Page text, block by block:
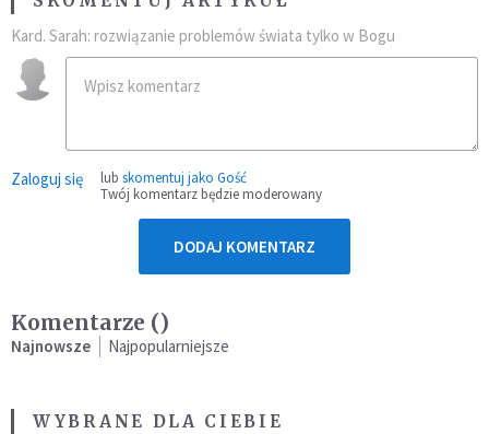
Kard. Sarah: rozwiązanie problemów świata tylko w Bogu
Zaloguj się lub skomentuj jako Gość
Twój komentarz będzie moderowany
DODAJ KOMENTARZ
Komentarze ()
Najnowsze Najpopularniejsze
WYBRANE DLA CIEBIE